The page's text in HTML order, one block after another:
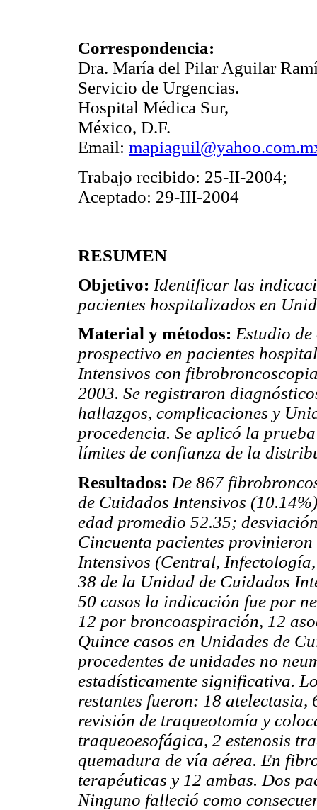
Correspondencia:
Dra. María del Pilar Aguilar
Servicio de Urgencias.
Hospital Médica Sur,
México, D.F.
Email:
Trabajo recibido: 25-II-2004;
Aceptado: 29-III-2004
RESUMEN
Objetivo: Identificar las
pacientes hospitalizados en
Material y métodos: Estudio
prospectivo en pacientes
Intensivos con
2003. Se registraron
hallazgos, complicaciones y
procedencia. Se aplicó la
límites de confianza de la
Resultados: De 867
de Cuidados Intensivos
edad promedio 52.35;
Cincuenta pacientes
Intensivos (Central,
38 de la Unidad de Cuidados
50 casos la indicación fue por
12 por broncoaspiración, 12
Quince casos en Unidades de
procedentes de unidades no
estadísticamente significativa.
restantes fueron: 18
revisión de traqueotomía y
traqueoesofágica, 2 estenosis
quemadura de vía aérea. En
terapéuticas y 12 ambas. Dos
Ninguno falleció como